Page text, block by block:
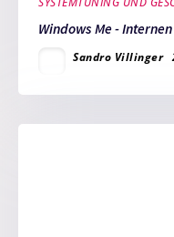
Windows Me -
Sandro Villinger